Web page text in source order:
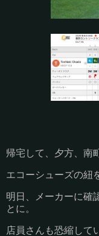
帰宅して、夕方、南
エコーシューズの紐
明日、メーカーに確
とに。
店員さんも恐縮して